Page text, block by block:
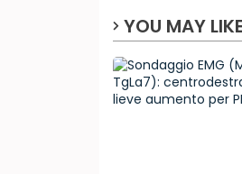
YOU MAY LIKE